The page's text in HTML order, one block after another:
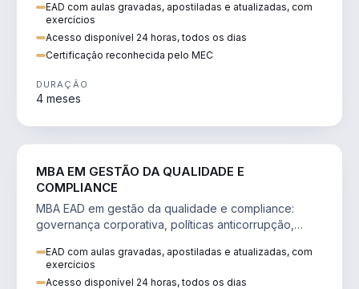
EAD com aulas gravadas, apostiladas e atualizadas, com
exercícios
Acesso disponível 24 horas, todos os dias
Certificação reconhecida pelo MEC
DURAÇÃO
4 meses
MBA EM GESTÃO DA QUALIDADE E
COMPLIANCE
MBA EAD em gestão da qualidade e compliance:
governança corporativa, políticas anticorrupção,
EAD com aulas gravadas, apostiladas e atualizadas, com
exercícios
Acesso disponível 24 horas, todos os dias